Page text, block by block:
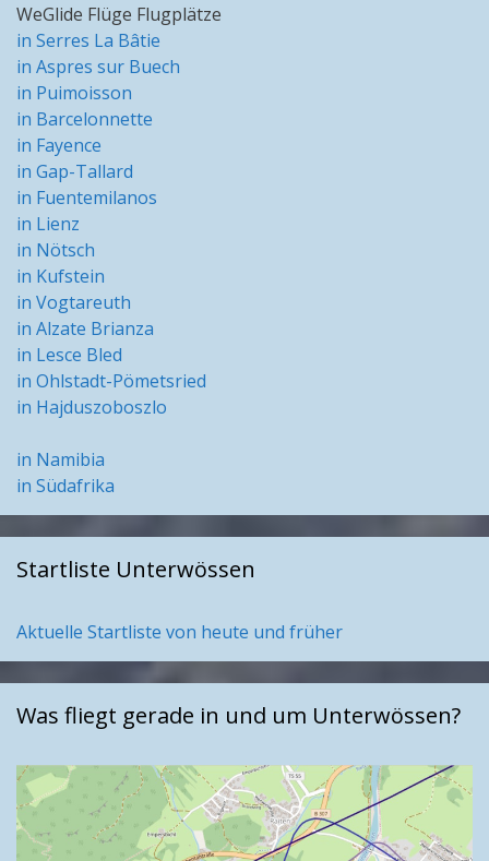
WeGlide Flüge Flugplätze
in Serres La Bâtie
in Aspres sur Buech
in Puimoisson
in Barcelonnette
in Fayence
in Gap-Tallard
in Fuentemilanos
in Lienz
in Nötsch
in Kufstein
in Vogtareuth
in Alzate Brianza
in Lesce Bled
in Ohlstadt-Pömetsried
in Hajduszoboszlo
in Namibia
in Südafrika
Startliste Unterwössen
Aktuelle Startliste von heute und früher
Was fliegt gerade in und um Unterwössen?